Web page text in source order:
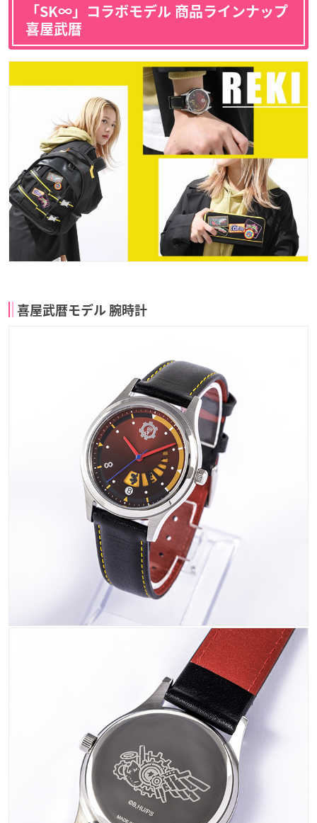
「SK∞」コラボモデル 商品ラインナップ
喜屋武暦
喜屋武暦モデル 腕時計